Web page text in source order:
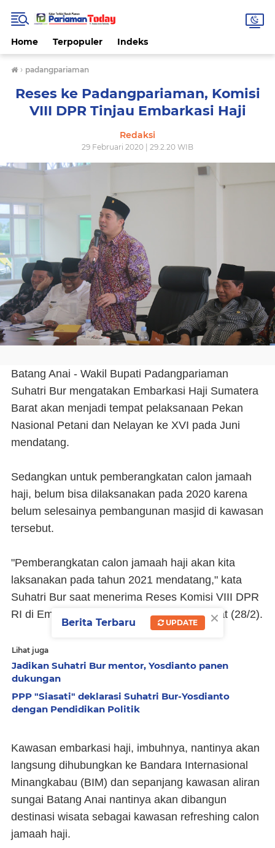
Home Terpopuler Indeks
› padangpariaman
Reses ke Padangpariaman, Komisi
VIII DPR Tinjau Embarkasi Haji
Redaksi
29 Februari 2020 | 29.2.20 WIB
Batang Anai - Wakil Bupati Padangpariaman
Suhatri Bur mengatakan Embarkasi Haji Sumatera
Barat akan menjadi tempat pelaksanaan Pekan
Nasional Petani dan Nelayan ke XVI pada Juni
mendatang.
Sedangkan untuk pemberangkatan calon jamaah
haji, belum bisa dilaksanakan pada 2020 karena
belum selesainya pembangunan masjid di kawasan
tersebut.
"Pemberangkatan calon jamaah haji akan kita
laksanakan pada tahun 2021 mendatang," kata
Suhatri Bur saat menerima Reses Komisi VIII DPR
RI di Embarkasi Haji Sumatera Barat, Jumat (28/2).
Lihat juga
Jadikan Suhatri Bur mentor, Yosdianto panen
dukungan
PPP "Siasati" deklarasi Suhatri Bur-Yosdianto
dengan Pendidikan Politik
Kawasan embarkasi haji, imbuhnya, nantinya akan
langsung dihubungkan ke Bandara Internasional
Minangkabau (BIM) dan sepanjang kawasan aliran
sungai Batang Anai nantinya akan dibangun
destinasi wisata sebagai kawasan refreshing calon
jamaah haji.
×
Berita Terbaru UPDATE